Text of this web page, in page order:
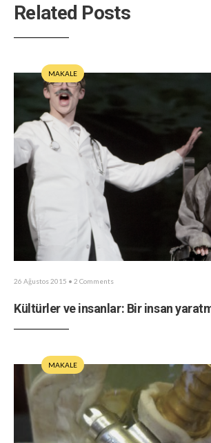
Related Posts
MAKALE
26 Ağustos 2015 • 2 Comments
Kültürler ve insanlar: Bir insan
MAKALE